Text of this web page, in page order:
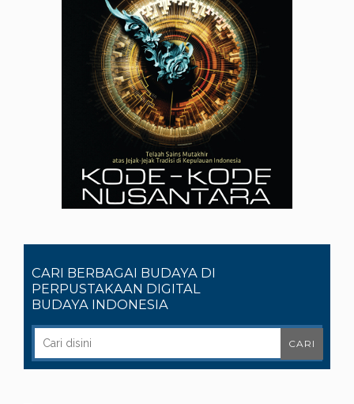
CARI BERBAGAI BUDAYA DI
PERPUSTAKAAN DIGITAL
BUDAYA INDONESIA